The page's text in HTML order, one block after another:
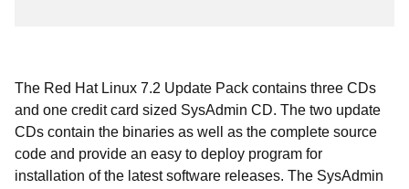
The Red Hat Linux 7.2 Update Pack contains three CDs
and one credit card sized SysAdmin CD. The two update
CDs contain the binaries as well as the complete source
code and provide an easy to deploy program for
installation of the latest software releases. The SysAdmin